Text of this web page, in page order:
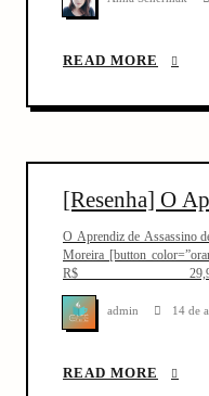
READ MORE
[Resenha] O
O Aprendiz de Assassino
Moreira [button
R$
target=”blank”
link=”http://
link=”http://
target=”blank”
admin 14 de
READ MORE